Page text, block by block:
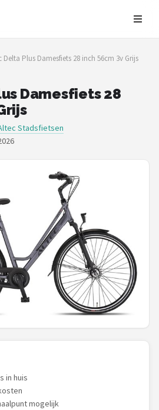
Delta Plus Damesfiets 28 inch 56cm 3v Grijs
Damesfiets 28
Stadsfietsen
in huis
mogelijk